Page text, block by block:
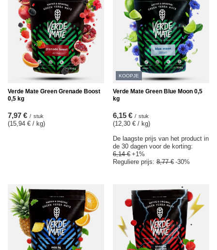
Verde Mate Green Grenade Boost
0,5 kg
7,97 € / stuk
(15,94 € / kg)
KOOPJE
Verde Mate Green Blue Moon 0,5
kg
6,15 € / stuk
(12,30 € / kg)
De laagste prijs van het product in
de 30 dagen voor de korting:
6,14 € +1%
Reguliere prijs: 8,77 € -30%